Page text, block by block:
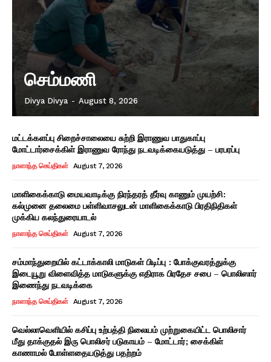
செம்மணி
Divya Divya - August 8, 2026
மட்டக்களப்பு சிறைச்சாலையை சுற்றி இராணுவ பாதுகாப்பு
மோட்டார்சைக்கிள் இராணுவ ரோந்து நடவடிக்கையடுத்து – பரபரப்பு
நாளாந்த செய்திகள் August 7, 2026
மாளிகைக்காடு மையவாடிக்கு நிரந்தரத் தீர்வு காணும் முயற்சி:
கல்முனை தலைமை பள்ளிவாசலுடன் மாளிகைக்காடு பிரதிநிதிகள்
முக்கிய கலந்துரையாடல்
நாளாந்த செய்திகள் August 7, 2026
சம்மாந்துறையில் கட்டாக்காலி மாடுகள் பிடிப்பு : போக்குவரத்துக்கு
இடையூறு விளைவித்த மாடுகளுக்கு எதிராக பிரதேச சபை – பொலிஸார்
இணைந்து நடவடிக்கை
நாளாந்த செய்திகள் August 7, 2026
வெல்லாவெளியில் கசிப்பு உற்பத்தி நிலையம் முற்றுகையிட்ட பொலிசார்
மீது தாக்குதல் இரு பொலிசர் படுகாயம் – மோட்டார்; சைக்கிள்
காணாமல் போள்ளதையடுத்து பதற்றம்